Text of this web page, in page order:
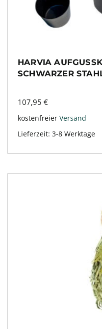
HARVIA
SCHWARZER
107,95 €
kostenfreier Versand
Lieferzeit: 3-8 Werktage